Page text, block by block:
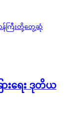
ားရေး ဒုတိယ